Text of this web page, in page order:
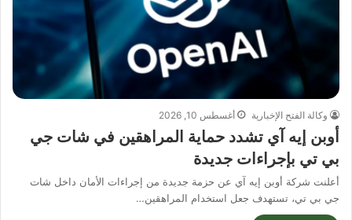
وكالة الفتح الإخبارية أغسطس 10, 2026
أوبن إيه آي تشدد حماية المراهقين في شات جي
بي تي بإجراءات جديدة
أعلنت شركة أوبن إيه آي عن حزمة جديدة من إجراءات الأمان داخل شات
جي بي تي، تستهدف جعل استخدام المراهقين…